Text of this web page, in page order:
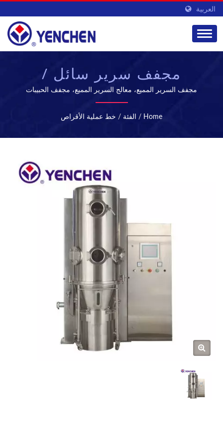
العربية
مجفف سرير سائل /
مجفف رذاذ | معدات تصنيع
ومعالجة الأدوية |
YENCHEN
مجفف السرير المميع، معالج السرير المميع، مجفف الحبيبات
المميع، آلة الطلاء المميع، محمصة السرير المميعتخصصت شركة
YENCHEN MACHINERY CO., LTD. في تصنيع الآلات الصيدلانية
Home
/ الفئة / خط عملية الأقراص